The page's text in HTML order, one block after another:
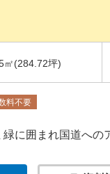
㎡(284.72坪)
料不要
に囲まれ国道へ